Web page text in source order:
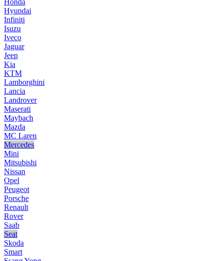
Hyundai
Infiniti
Isuzu
Iveco
Jaguar
Jeep
Kia
KTM
Lamborghini
Lancia
Landrover
Maserati
Maybach
Mazda
MC Laren
Mercedes
Mini
Mitsubishi
Nissan
Opel
Peugeot
Porsche
Renault
Rover
Saab
Seat
Skoda
Smart